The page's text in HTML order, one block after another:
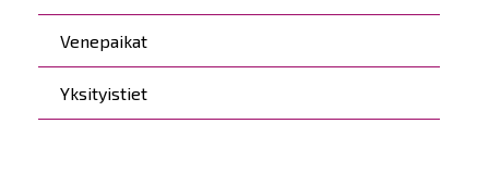
Venepaikat
Yksityistiet